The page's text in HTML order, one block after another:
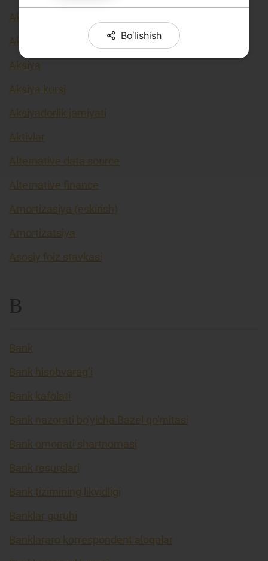
Akkreditiv
Akseleratorlar
Aksiya
Aksiya kursi
Aksiyadorlik jamiyati
Aktivlar
Alternative data source
Alternative finance
Amortizasiya (eskirish)
Amortizatsiya
Asosiy foiz stavkasi
B
Bank
Bank hisobvarag’i
Bank kafolati
Bank nazorati bo'yicha Bazel qo'mitasi
Bank omonati shartnomasi
Bank resurslari
Bank tizimining likvidligi
Banklar guruhi
Banklararo korrespondent aloqalar
Bo‘lishish